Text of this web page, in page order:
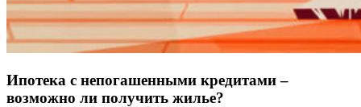
Ипотека с непогашенными кредитами –
возможно ли получить жилье?